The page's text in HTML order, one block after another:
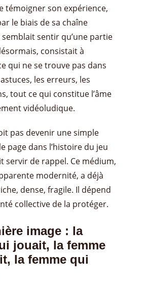
témoigner son expérience,
le biais de sa chaîne
semblait sentir qu’une partie
consistait à
qui ne se trouve pas dans
les erreurs, les
tout ce qui constitue l’âme
vidéoludique.
pas devenir une simple
page dans l’histoire du jeu
servir de rappel. Ce médium,
modernité, a déjà
dense, fragile. Il dépend
collective de la protéger.
image : la
jouait, la femme
la femme qui